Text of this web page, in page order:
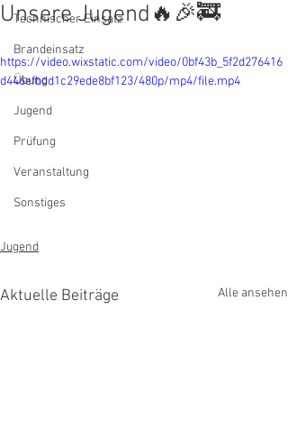
Technischer Einsatz
Brandeinsatz
Übung
Jugend
Prüfung
Veranstaltung
Sonstiges
Unsere Jugend🔥🎉🚒
https://video.wixstatic.com/video/0bf43b_5f2d276416
d446efbdd1c29ede8bf123/480p/mp4/file.mp4
Jugend
Aktuelle Beiträge Alle ansehen